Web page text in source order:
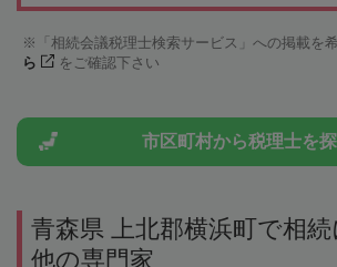
「相続会議税理士検索サービス」への掲載を
ら
をご確認下さい
市区町村から税理士を
青森県 上北郡横浜町で相
他の専門家